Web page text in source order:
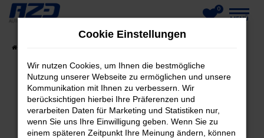
Zum
springen
0
MENÜ
FEHLER: NETWORK ERROR
Beim Laden ist ein Fehler aufgetreten.
Cookie Einstellungen
Wir nutzen Cookies, um Ihnen die bestmögliche
Nutzung unserer Webseite zu ermöglichen und unsere
Kommunikation mit Ihnen zu verbessern. Wir
berücksichtigen hierbei Ihre Präferenzen und
verarbeiten Daten für Marketing und Statistiken nur,
wenn Sie uns Ihre Einwilligung geben. Wenn Sie zu
einem späteren Zeitpunkt Ihre Meinung ändern, können